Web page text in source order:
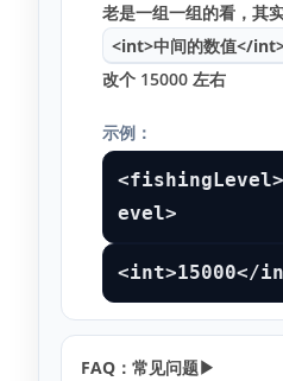
老是一组一组的看，其
<int>中间的数值</
改个 15000左右
示例：
evel>
<int>15000</
FAQ：常见问题▶